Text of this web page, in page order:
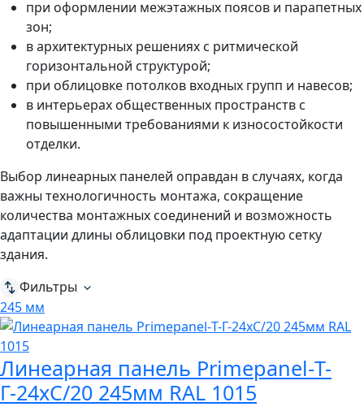
при оформлении межэтажных поясов и парапетных
зон;
в архитектурных решениях с ритмической
горизонтальной структурой;
при облицовке потолков входных групп и навесов;
в интерьерах общественных пространств с
повышенными требованиями к износостойкости
отделки.
Выбор линеарных панелей оправдан в случаях, когда
важны технологичность монтажа, сокращение
количества монтажных соединений и возможность
адаптации длины облицовки под проектную сетку
здания.
Фильтры
245 мм
Линеарная панель Primepanel-Т-
Г-24хС/20 245мм RAL 1015